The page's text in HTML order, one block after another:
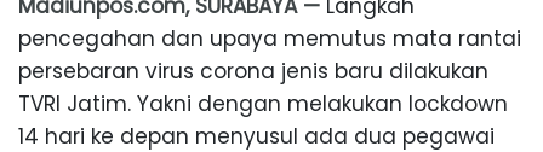
pencegahan dan upaya memutus mata rantai
persebaran virus corona jenis baru dilakukan
TVRI Jatim. Yakni dengan melakukan lockdown
14 hari ke depan menyusul ada dua pegawai